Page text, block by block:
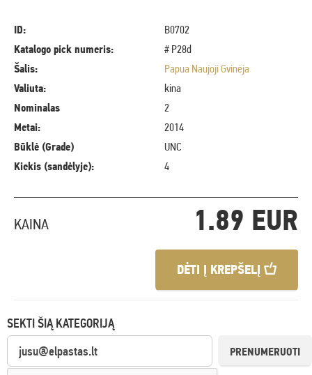
ID:
B0702
Katalogo pick numeris:
# P28d
Šalis:
Papua Naujoji Gvinėja
Valiuta:
kina
Nominalas
2
Metai:
2014
Būklė (Grade)
UNC
Kiekis (sandėlyje):
4
KAINA 1.89 EUR
DĖTI Į KREPŠELĮ
SEKTI ŠIĄ KATEGORIJĄ
PRENUMERUOTI